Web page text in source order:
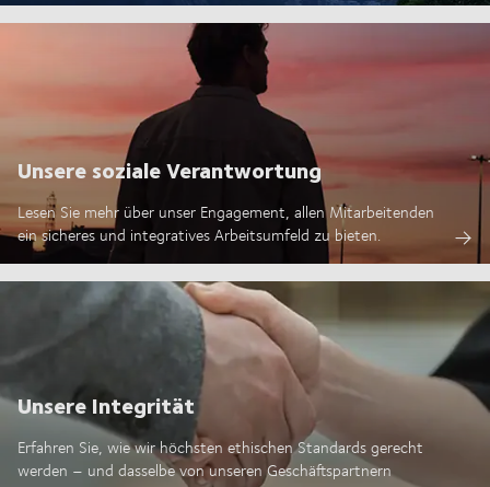
Unsere soziale Verantwortung
Lesen Sie mehr über unser Engagement, allen Mitarbeitenden
ein sicheres und integratives Arbeitsumfeld zu bieten.
Unsere Integrität
Erfahren Sie, wie wir höchsten ethischen Standards gerecht
werden – und dasselbe von unseren Geschäftspartnern